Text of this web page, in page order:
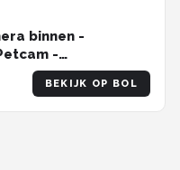
binnen -
-
- 2K 3MP Ultra HD
- Indoor
BEKIJK OP BOL